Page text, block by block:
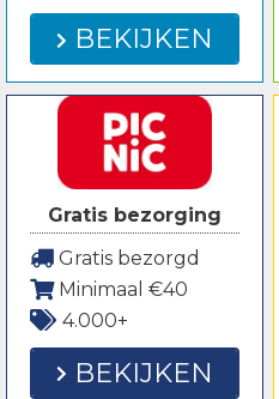
BEKIJKEN
Gratis bezorging
Gratis bezorgd
Minimaal €40
4.000+
BEKIJKEN